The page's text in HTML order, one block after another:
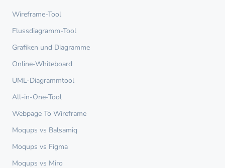
Wireframe-Tool
Flussdiagramm-Tool
Grafiken und Diagramme
Online-Whiteboard
UML-Diagrammtool
All-in-One-Tool
Webpage To Wireframe
Moqups vs Balsamiq
Moqups vs Figma
Moqups vs Miro